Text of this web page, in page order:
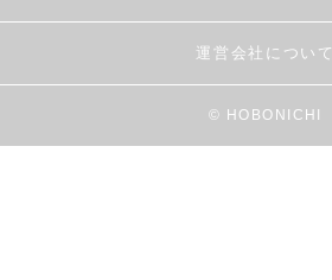
運営会社について
© HOBONICHI